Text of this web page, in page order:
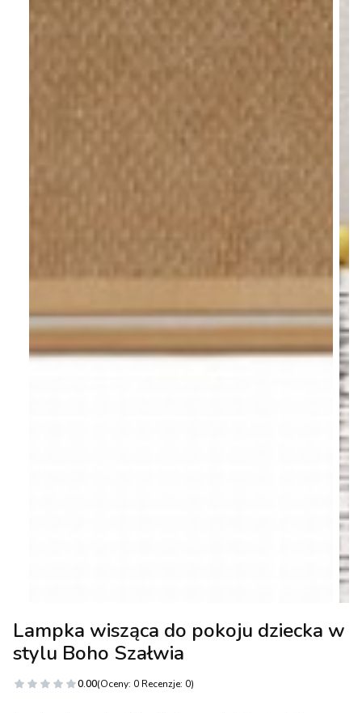
Lampka wisząca do pokoju dziecka w
stylu Boho Szałwia
0.00(Oceny: 0 Recenzje: 0)